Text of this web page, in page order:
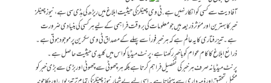
آفادیت سے کسی کو انکار نہیں ہے. ٹی وی چینلز کی حیثیت ابلاغ میں ریڑھ کی ہڈی سی ہے، نیوزچینلز
خبر کا بہترین اور مئوثر ذریعہ ہیں جو معلومات کی بروقت فراہمی کے لیے ہر کسی کی بنیادی ضرورت
ہے۔ تیز رفتاری کا یہ عالم ہے کہ ہر خبر فوراً سے پہلے کے مصداق ٹی وی سکرین پر موجود ہوتی ہے۔
ذرائع ابلاغ کا کام عوام کو باخبر رکھنا ہے، پرنٹ میڈیا کو اس میں کلیدی حیثیت حاصل ہے۔
پرنٹ میڈیا نہ صرف ہر خبر کی تفصیل فراہم کرتا ہے بلکہ ہر چھوٹی سے چھوٹی اور بڑی سے بڑی خبر کو